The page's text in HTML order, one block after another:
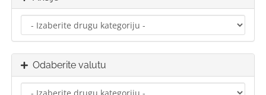
Odaberite valutu